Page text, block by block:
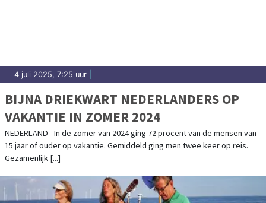
4 juli 2025, 7:25 uur
BIJNA DRIEKWART NEDERLANDERS OP
VAKANTIE IN ZOMER 2024
NEDERLAND - In de zomer van 2024 ging 72 procent van de mensen van
15 jaar of ouder op vakantie. Gemiddeld ging men twee keer op reis.
Gezamenlijk [...]